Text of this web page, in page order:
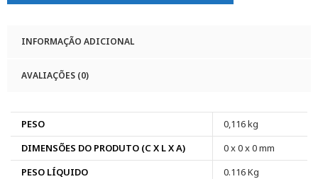
INFORMAÇÃO ADICIONAL
AVALIAÇÕES (0)
PESO
0,116 kg
DIMENSÕES DO PRODUTO (C X L X A)
0 x 0 x 0 mm
PESO LÍQUIDO
0.116 Kg